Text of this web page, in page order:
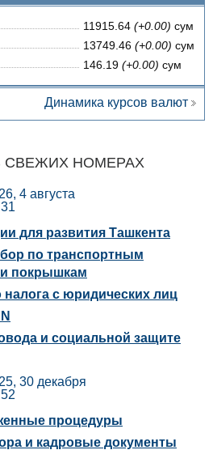
11915.64 (+0.00) сум
13749.46 (+0.00) сум
146.19 (+0.00) сум
Динамика курсов валют
СВЕЖИХ НОМЕРАХ
4 августа
для развития Ташкента
по транспортным
покрышкам
налога с юридических лиц
и социальной защите
30 декабря
процедуры
и кадровые документы